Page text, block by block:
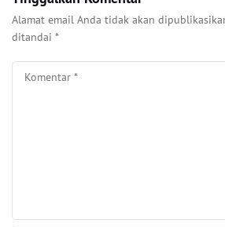
Alamat email Anda tidak akan
ditandai *